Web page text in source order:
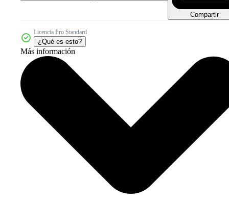
Compartir
Licencia Pro Standard
¿Qué es esto?
Más información